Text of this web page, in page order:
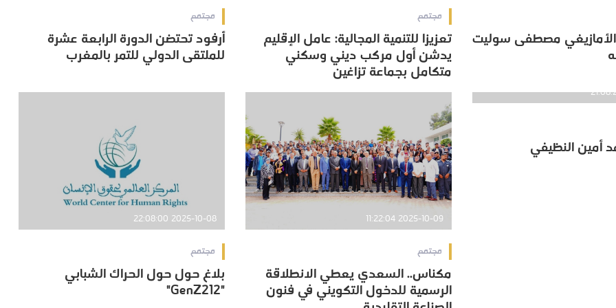
الأمازيغي مصطفى سوليت
الأمازيغي مصطفى سوليت
مجتمع
تعزيزا للتنمية المجالية: عامل الإقليم
يدشن أول مركب ديني وسكني
متكامل بجماعة تزاغين
تعزيزا للتنمية المجالية: عامل الإقليم
يدشن أول مركب ديني وسكني
متكامل بجماعة تزاغين
مجتمع
أرفود تحتضن الدورة الرابعة عشرة
للملتقى الدولي للتمر بالمغرب
أرفود تحتضن الدورة الرابعة عشرة
للملتقى الدولي للتمر بالمغرب
أمين النظيفي
أمين النظيفي
2025-10-09 11:22:04
مجتمع
مكناس.. السعدي يعطي الانطلاقة
الرسمية للدخول التكويني في فنون
الصناعة التقليدية
مكناس.. السعدي يعطي الانطلاقة
الرسمية للدخول التكويني في فنون
2025-10-08 22:08:00
مجتمع
بلاغ حول حول الحراك الشبابي
"GenZ212"بلاغ حول حول الحراك الشبابي
"GenZ212"